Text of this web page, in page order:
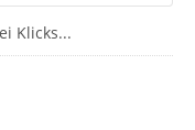
Klicks...